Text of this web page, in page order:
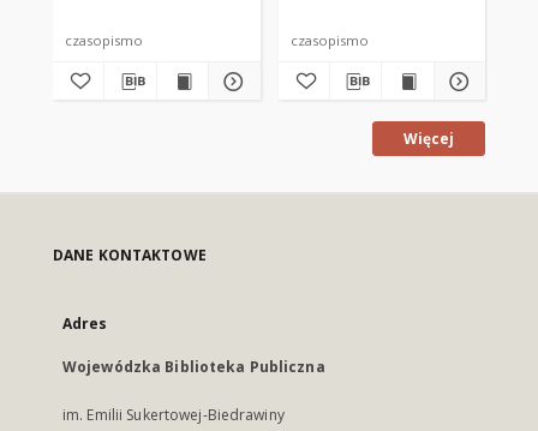
czasopismo czasopismo
Więcej
DANE KONTAKTOWE
Adres
Wojewódzka Biblioteka Publiczna
im. Emilii Sukertowej-Biedrawiny